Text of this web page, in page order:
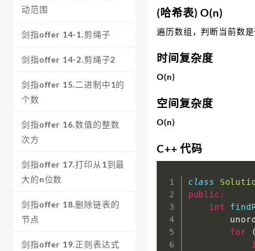
(哈希表) O(n)
遍历数组，判断当前数
时间复杂度
O(n)
空间复杂度
O(n)
C++ 代码
class
public :
int
for
(
动范围
剑指offer 14-1.剪绳子
剑指offer 14-2.剪绳子2
剑指offer 15.二进制中1的
个数
剑指offer 16.数值的整数
次方
剑指offer 17.打印从1到最
大的n位数
剑指offer 18.删除链表的
节点
剑指offer 19.正则表达式